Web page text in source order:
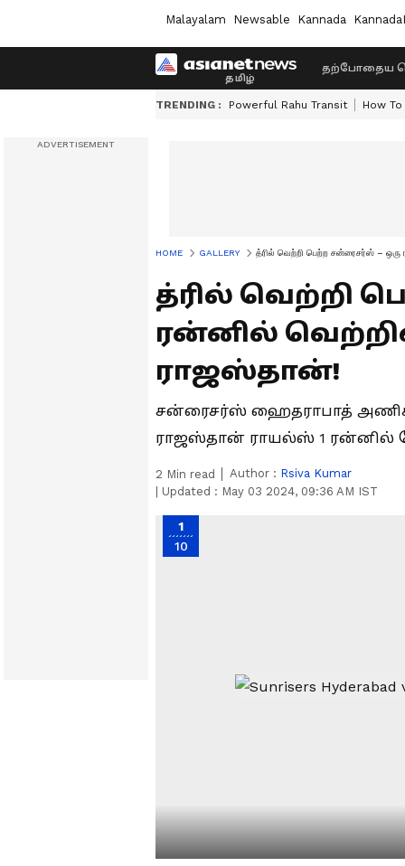
Malayalam Newsable Kannada
தற்போதைய
TRENDING : Powerful Rahu Transit How
HOME GALLERY த்ரில் வெற்றி பெற்ற சன்ரைசர்ஸ் –
த்ரில் வெற்றி
ரன்னில்
ராஜஸ்தான்!
சன்ரைசர்ஸ் ஹைதராபாத்
ராஜஸ்தான் ராயல்ஸ் 1 ரன்னில்
2 Min read Author : Rsiva Kumar
Updated : May 03 2024, 09:36 AM IST
1
10